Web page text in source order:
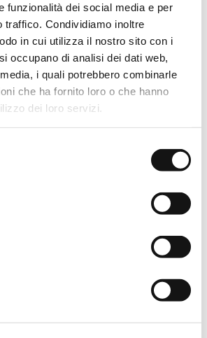
funzionalità dei social media e per
traffico. Condividiamo inoltre
in cui utilizza il nostro sito con i
occupano di analisi dei dati web,
i quali potrebbero combinarle
che ha fornito loro o che hanno
dei loro servizi.
LIGHT BRIL
L.2000
66,00€(IVA escl.)
L.2000